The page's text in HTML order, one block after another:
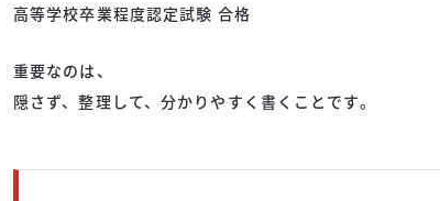
高等学校卒業程度認定試験 合格
重要なのは、
隠さず、整理して、分かりやすく書くことです。